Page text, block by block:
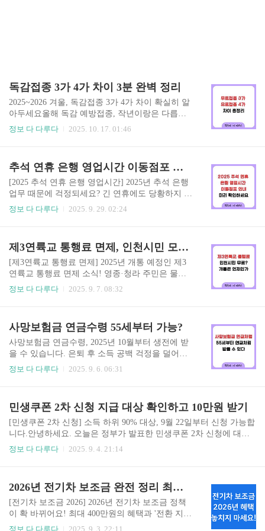
독감접종 3가 4가 차이 3분 완벽 정리
2025~2026 겨울, 독감접종 3가 4가 차이 확실히 알
아두세요올해 독감 예방접종, 작년이랑은 다릅니
다. 가장 큰 변화는 바로 독감접종 3가 4가 차이에
생각할 수 있지만, 이 변화는 WHO의 권고에 따른
것으로, 과학적이고 충분한 근거를 바탕으로 결정
된 사항입니다. 👉 독감접종 비용 저렴한곳 찾아보
기 독감백신의 3가와 4가, 뭐가 어떻게 다를까요?
먼저, 숫자부터 짚고 갑시다. 3가 백신은 독감 바이
B형 야마가타 계열이 하나 더 추가..
정보 다 다루다 2025. 10. 17. 01:46
추석 연휴 은행 영업시간 이동점포 안내
[2025 추석 연휴 은행 영업시간] 2025년 추석 은행
업무 때문에 걱정되세요? 긴 연휴에도 당황하지 않
도록, 은행 영업시간부터 이동점포, 비대면 서비스
한글날까지, 무려 7일간이나 이어지는 황금 연휴랍
니다! 이렇게 긴 연휴를 앞두고 혹시 은행 업무는
어떻게 되는지 궁금해하는 분들이 많을 것 같아요.
명절 기간 동안 돈 보낼 일이나 신권 바꿀 일이 생
기면 어쩌지 하고 걱정할 필요 없어요. 오늘은 2025
간, 미리 알아봐요! 2025년 추석 연휴는 1..
정보 다 다루다 2025. 9. 29. 02:24
제3연륙교 통행료 면제, 인천시민 모두다? 개통 언제?
[제3연륙교 통행료 면제] 2025년 개통 예정인 제3
연륙교 통행료 면제 소식! 영종·청라 주민은 물론 2
026년 3월부터 인천시민 전체가 혜택을 받을 수 있
식, 혹시 들으셨나요? 저도 이 소식을 듣고 깜짝 놀
랐답니다!인천 영종도와 청라국제도시를 이어줄
이 다리가 드디어 2025년 12월에 개통을 앞두고 있
는데요. 특히, 인천 시민이라면 이 다리를 무료로
이용할 수 있다는 점이 정말 대박 소식이에요. 오늘
궁금해요! 🌉제3연륙교는 인천 영종도와 청라국제
도시..
정보 다 다루다 2025. 9. 7. 08:32
사망보험금 연금수령 55세부터 가능?
사망보험금 연금수령, 2025년 10월부터 생전에 받
을 수 있습니다. 은퇴 후 소득 공백 걱정을 덜어주
는 새로운 제도를 지금 바로 확인해 보세요! 안녕
저도 그렇게만 알고 있었습니다.하지만 2025년 10
월부터는 이 사망보험금을 이제는 본인이 살아있
을 때 연금처럼 받을 수 있게 된다는 아주 반가운
소식이 있습니다. 미래의 나를 위한 든든한 노후 준
비, 지금부터 저와 함께 자세히 알아보겠습니다!
그동안 사망보험금은 피보험자가 사망한 후에 유
족에게 일시금으로 지급..
정보 다 다루다 2025. 9. 6. 06:31
민생쿠폰 2차 신청 지급 대상 확인하고 10만원 받기
[민생쿠폰 2차 신청] 소득 하위 90% 대상, 9월 22일부터 신청 가능합
니다.안녕하세요. 오늘은 정부가 발표한 민생쿠폰 2차 신청에 대해
자세히 알려드립니다. 이번 지급은 소득 하위 90%를 대상으로 하며,
니다. 가구별 건강보험료와 재산 수준을 종합적으로 따져 소득 하위
90%에 해당하면 지급 대상이 됩니다. 고액 자산가 제외 기준은 재산
세 과세표준 12억 원 초과, 금융소득 연 2000만 원 이상입니다. 신청
기간과 절차민생쿠폰 2차 신청은 9월 22일부터 10월 31일까지입니
정보 다 다루다 2025. 9. 4. 21:14
2026년 전기차 보조금 완전 정리 최대 400만원 지원
[전기차 보조금 2026] 2026년 전기차 보조금 정책
이 확 바뀌어요! 최대 400만원의 혜택과 '전환 지원
금'까지, 전기차 구매를 망설였다면 꼭 확인해야 할
정보 다 다루다 2025. 9. 3. 22:11